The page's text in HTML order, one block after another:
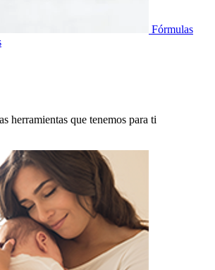
Fórmulas
herramientas que tenemos para ti